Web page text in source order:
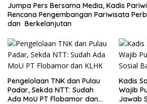
Jumpa Pers Bersama Media, Kadis
Rencana Pengembangan Pariwisata
dan Berkelanjutan
Pengelolaan TNK dan Pulau
Padar, Sekda NTT: Sudah
Ada MoU PT Flobamor dan
Kadis
Wajib
Jawab